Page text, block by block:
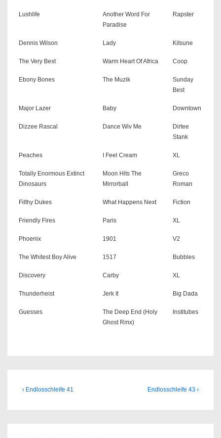
Lushlife
Another Word For
Paradise
Rapster
Dennis Wilson Lady Kitsune
The Very Best Warm Heart Of Africa Coop
Ebony Bones The Muzik
Sunday
Best
Major Lazer Baby Downtown
Dizzee Rascal Dance Wiv Me
Dirtee
Stank
Peaches I Feel Cream XL
Totally Enormous Extinct
Dinosaurs
Moon Hits The
Mirrorball
Greco
Roman
Filthy Dukes What Happens Next Fiction
Friendly Fires Paris XL
Phoenix 1901 V2
The Whitest Boy Alive 1517 Bubbles
Discovery Carby XL
Thunderheist Jerk It Big Dada
Guesses
The Deep End (Holy
Ghost Rmx)
Institubes
Beitragsnavigation
Previous
‹ Endlosschleife 41
Next
Endlosschleife 43 ›